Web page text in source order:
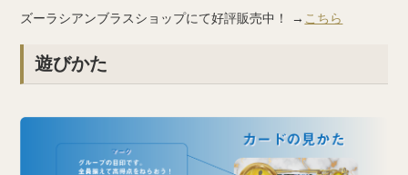
ズーラシアンブラスショップにて好評販売中！ → こちら
遊びかた